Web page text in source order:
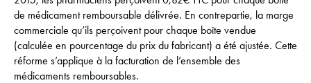
de médicament remboursable délivrée. En contrepartie, la marge
commerciale qu’ils perçoivent pour chaque boîte vendue
(calculée en pourcentage du prix du fabricant) a été ajustée. Cette
réforme s’applique à la facturation de l’ensemble des
médicaments remboursables.